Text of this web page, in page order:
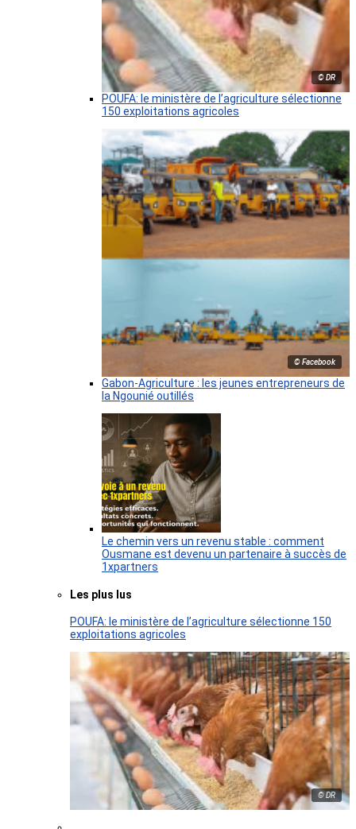
© DR
POUFA: le ministère de l’agriculture sélectionne
150 exploitations agricoles
© Facebook
Gabon-Agriculture : les jeunes entrepreneurs de
la Ngounié outillés
Le chemin vers un revenu stable : comment
Ousmane est devenu un partenaire à succès de
1xpartners
Les plus lus
POUFA: le ministère de l’agriculture sélectionne 150
exploitations agricoles
© DR